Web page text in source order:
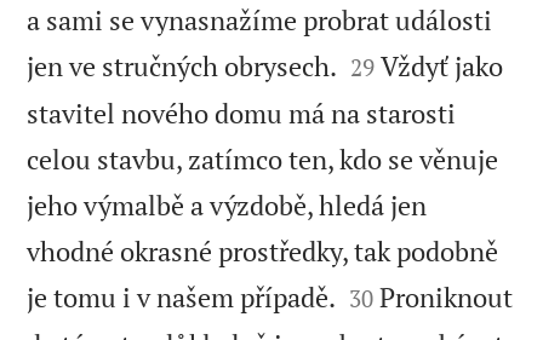
a sami se vynasnažíme probrat události
jen ve stručných obrysech. 

29 Vždyť jako
stavitel nového domu má na starosti
celou stavbu, zatímco ten, kdo se věnuje
jeho výmalbě a výzdobě, hledá jen
vhodné okrasné prostředky, tak podobně
je tomu i v našem případě. 

30 Proniknout